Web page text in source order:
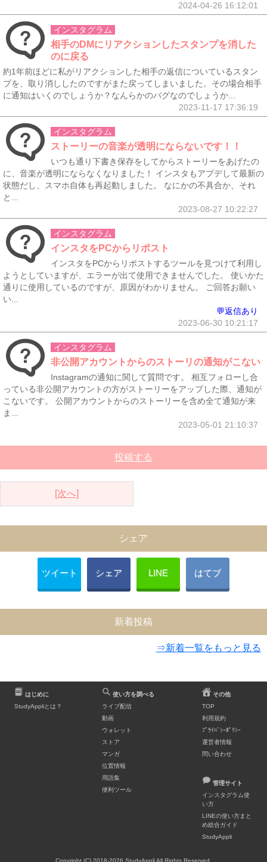
2024-04-26 16:12:01
インスタグラム
相手のDMにリアクションしたスタンプを消した
のに戻る
約1年前ほどに私がリアクションした相手の返信についているスタン
プを、取り消ししたのですがまた戻ってしまいました。その場合相手
に通知はいくのでしょうか？なんらかのバグなのでしょうか...
2023-11-17 17:36:19
インスタグラム
ストーリーの音楽が透明にならないです！！
いつも通り下書き保存をしてからストーリーをあげたの
に、音楽が透明にならなくなりました！ インスタもアプデして最新の
状態だし、スマホ自体も再起動しました。 なにかの不具合か、それ
と...
2023-08-27 10:22:27
インスタグラム
インスタをPCからリポスト
インスタをPCからリポストするツールを見つけて利用し
ようとしていますが、エラーが出て使用できませんでした。 使いかた
通りに使用しているのですが、原因がわかりません。 ご回答お願い
い...
💬返信あり
2023-06-30 10:21:17
インスタグラム
非公開アカウントからのストーリの通知がこない
Instagramの通知に関して質問です。 相互フォローし合
っている非公開アカウントの方がストーリーをアップした際、通知が
こないです。 公開アカウントからのストーリーを含め全て通知が来
ま...
2023-05-01 21:10:37
投稿する
[次へ]
シェア
ツイート シェア LINE はてブ
新着投稿
⇒新着一覧をもっと見る
はじめに
StudyAppliとは？
使い方を調べる
ライブ配信
動画
ウォレット
ストア
マンガ
位置情報
用語集
便利ツール
その他
TOP
利用規約
ﾌﾟﾗｲﾊﾞｼｰﾎﾟﾘｼｰ
運営者情報
問い合わせ
管理サイト
インスタグラム使
い方
LINEの使い方まと
め総合ガイド
StudyAppli
Copyright (C) 2018-2026 StudyAppli All Rights Reserved.